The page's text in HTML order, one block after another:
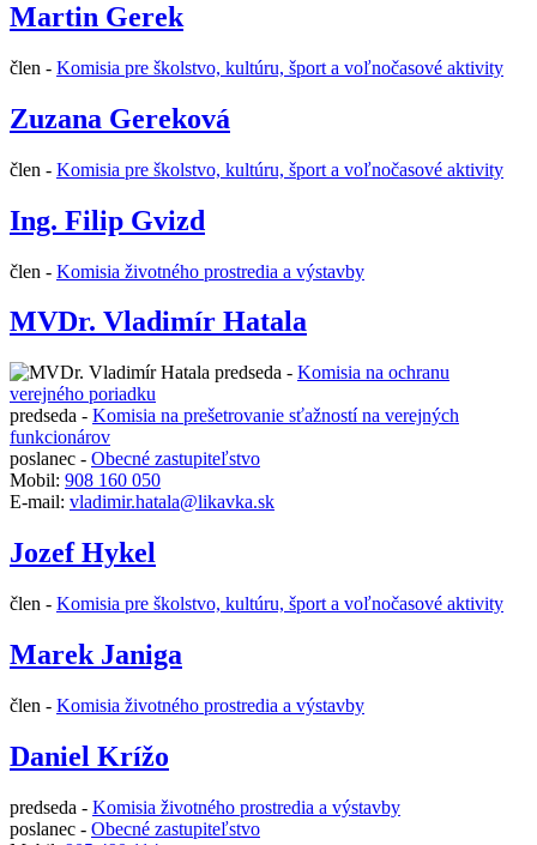
Martin Gerek
člen - Komisia pre školstvo, kultúru, šport a voľnočasové aktivity
Zuzana Gereková
člen - Komisia pre školstvo, kultúru, šport a voľnočasové aktivity
Ing. Filip Gvizd
člen - Komisia životného prostredia a výstavby
MVDr. Vladimír Hatala
predseda - Komisia na ochranu
verejného poriadku
predseda - Komisia na prešetrovanie sťažností na verejných
funkcionárov
poslanec - Obecné zastupiteľstvo
Mobil: 908 160 050
E-mail: vladimir.hatala@likavka.sk
Jozef Hykel
člen - Komisia pre školstvo, kultúru, šport a voľnočasové aktivity
Marek Janiga
člen - Komisia životného prostredia a výstavby
Daniel Krížo
predseda - Komisia životného prostredia a výstavby
poslanec - Obecné zastupiteľstvo